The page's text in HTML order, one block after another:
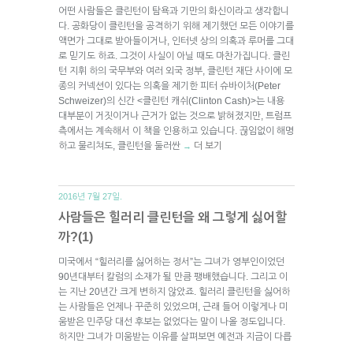
어떤 사람들은 클린턴이 탐욕과 기만의 화신이라고 생각합니
다. 공화당이 클린턴을 공격하기 위해 제기했던 모든 이야기를
액면가 그대로 받아들이거나, 인터넷 상의 의혹과 루머를 그대
로 믿기도 하죠. 그것이 사실이 아닐 때도 마찬가집니다. 클린
턴 지휘 하의 국무부와 여러 외국 정부, 클린턴 재단 사이에 모
종의 커넥션이 있다는 의혹을 제기한 피터 슈바이처(Peter
Schweizer)의 신간 <클린턴 캐쉬(Clinton Cash)>는 내용
대부분이 거짓이거나 근거가 없는 것으로 밝혀졌지만, 트럼프
측에서는 계속해서 이 책을 인용하고 있습니다. 끊임없이 해명
하고 물리쳐도, 클린턴을 둘러싼 → 더 보기
2016년 7월 27일.
사람들은 힐러리 클린턴을 왜 그렇게 싫어할
까?(1)
미국에서 “힐러리를 싫어하는 정서”는 그녀가 영부인이었던
90년대부터 칼럼의 소재가 될 만큼 팽배했습니다. 그리고 이
는 지난 20년간 크게 변하지 않았죠. 힐러리 클린턴을 싫어하
는 사람들은 언제나 꾸준히 있었으며, 근래 들어 이렇게나 미
움받은 민주당 대선 후보는 없었다는 말이 나올 정도입니다.
하지만 그녀가 미움받는 이유를 살펴보면 예전과 지금이 다릅